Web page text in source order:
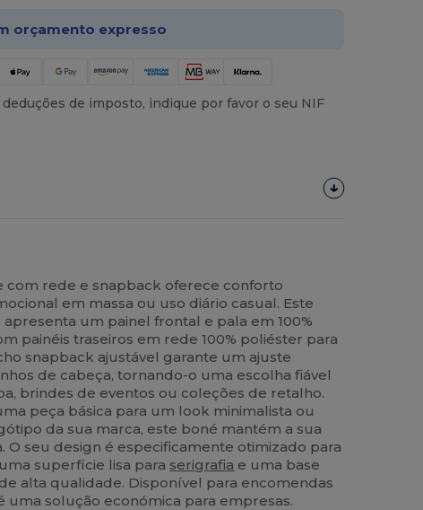
orçamento expresso
de imposto, indique por favor o seu NIF
com rede e snapback oferece conforto
em massa ou uso diário casual. Este
um painel frontal e pala em 100%
painéis traseiros em rede 100% poliéster para
snapback ajustável garante um ajuste
de cabeça, tornando-o uma escolha fiável
brindes de eventos ou coleções de retalho.
peça básica para um look minimalista ou
da sua marca, este boné mantém a sua
O seu design é especificamente otimizado para
superfície lisa para serigrafia e uma base
alta qualidade. Disponível para encomendas
uma solução económica para empresas.